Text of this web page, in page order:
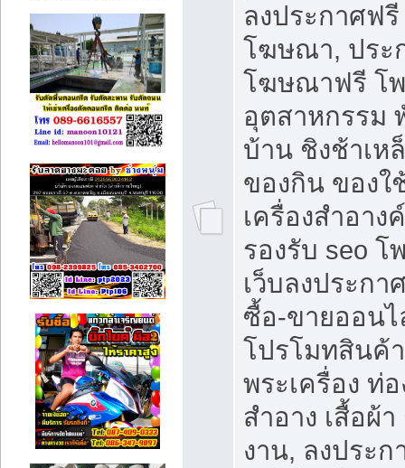
ลงประกาศฟ
โฆษณา, ประ
โฆษณาฟรี โ
อุตสาหกรรม
บ้าน ชิงช้าเห
ของกิน ของใ
เครื่องสำอา
รองรับ seo โ
เว็บลงประก
ซื้อ-ขายออน
โปรโมทสินค้
พระเครื่อง ท่อ
สำอาง เสื้อผ้
งาน, ลงประ